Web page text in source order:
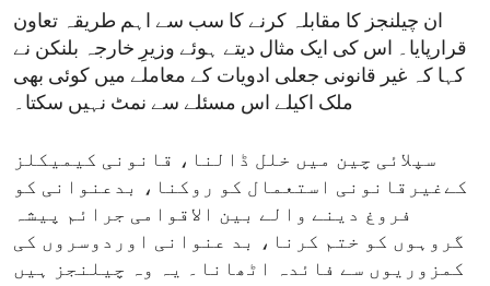
ان چیلنجز کا مقابلہ کرنے کا سب سے اہم طریقہ تعاون
قرارپایا۔ اس کی ایک مثال دیتے ہوئے وزیرِ خارجہ بلنکن نے
کہا کہ غیر قانونی جعلی ادویات کے معاملے میں کوئی بھی
ملک اکیلے اس مسئلے سے نمٹ نہیں سکتا۔
سپلائی چین میں خلل ڈالنا، قانونی کیمیکلز
کےغیرقانونی استعمال کو روکنا، بدعنوانی کو
فروغ دینے والے بین الاقوامی جرائم پیشہ
گروہوں کو ختم کرنا، بد عنوانی اوردوسروں کی
کمزوریوں سے فائدہ اٹھانا۔ یہ وہ چیلنجز ہیں